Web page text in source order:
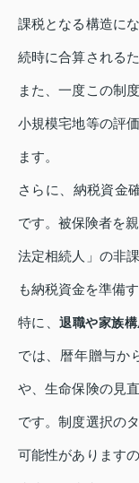
課税となる構造に
続時に合算される
また、一度この制
小規模宅地等の評
ます。
さらに、納税資金
です。被保険者を
法定相続人」の非
も納税資金を準備
特に、退職や家族
では、暦年贈与か
や、生命保険の見
です。制度選択の
可能性があります